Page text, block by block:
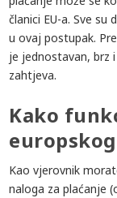
članici EU-a. Sve su
u ovaj postupak.
je jednostavan, brz
zahtjeva.
Kako
Kao vjerovnik
naloga za plaćanje